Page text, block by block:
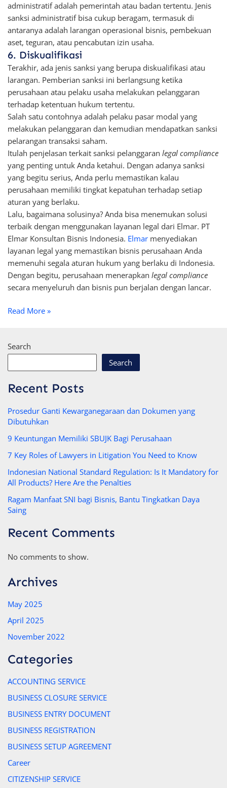
administratif adalah pemerintah atau badan tertentu. Jenis
sanksi administratif bisa cukup beragam, termasuk di
antaranya adalah larangan operasional bisnis, pembekuan
aset, teguran, atau pencabutan izin usaha.
6. Diskualifikasi
Terakhir, ada jenis sanksi yang berupa diskualifikasi atau
larangan. Pemberian sanksi ini berlangsung ketika
perusahaan atau pelaku usaha melakukan pelanggaran
terhadap ketentuan hukum tertentu.
Salah satu contohnya adalah pelaku pasar modal yang
melakukan pelanggaran dan kemudian mendapatkan sanksi
pelarangan transaksi saham.
Itulah penjelasan terkait sanksi pelanggaran legal compliance
yang penting untuk Anda ketahui. Dengan adanya sanksi
yang begitu serius, Anda perlu memastikan kalau
perusahaan memiliki tingkat kepatuhan terhadap setiap
aturan yang berlaku.
Lalu, bagaimana solusinya? Anda bisa menemukan solusi
terbaik dengan menggunakan layanan legal dari Elmar. PT
Elmar Konsultan Bisnis Indonesia. Elmar menyediakan
layanan legal yang memastikan bisnis perusahaan Anda
memenuhi segala aturan hukum yang berlaku di Indonesia.
Dengan begitu, perusahaan menerapkan legal compliance
secara menyeluruh dan bisnis pun berjalan dengan lancar.
Read More »
Search
Search
Recent Posts
Prosedur Ganti Kewarganegaraan dan Dokumen yang
Dibutuhkan
9 Keuntungan Memiliki SBUJK Bagi Perusahaan
7 Key Roles of Lawyers in Litigation You Need to Know
Indonesian National Standard Regulation: Is It Mandatory for
All Products? Here Are the Penalties
Ragam Manfaat SNI bagi Bisnis, Bantu Tingkatkan Daya
Saing
Recent Comments
No comments to show.
Archives
May 2025
April 2025
November 2022
Categories
ACCOUNTING SERVICE
BUSINESS CLOSURE SERVICE
BUSINESS ENTRY DOCUMENT
BUSINESS REGISTRATION
BUSINESS SETUP AGREEMENT
Career
CITIZENSHIP SERVICE